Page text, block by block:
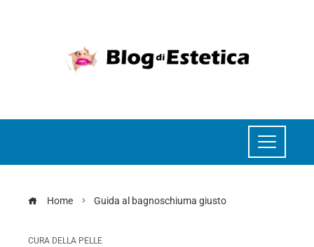
Home Guida al bagnoschiuma giusto
CURA DELLA PELLE